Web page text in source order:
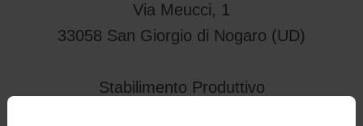
Via Meucci, 1
33058 San Giorgio di Nogaro (UD)
Stabilimento Produttivo